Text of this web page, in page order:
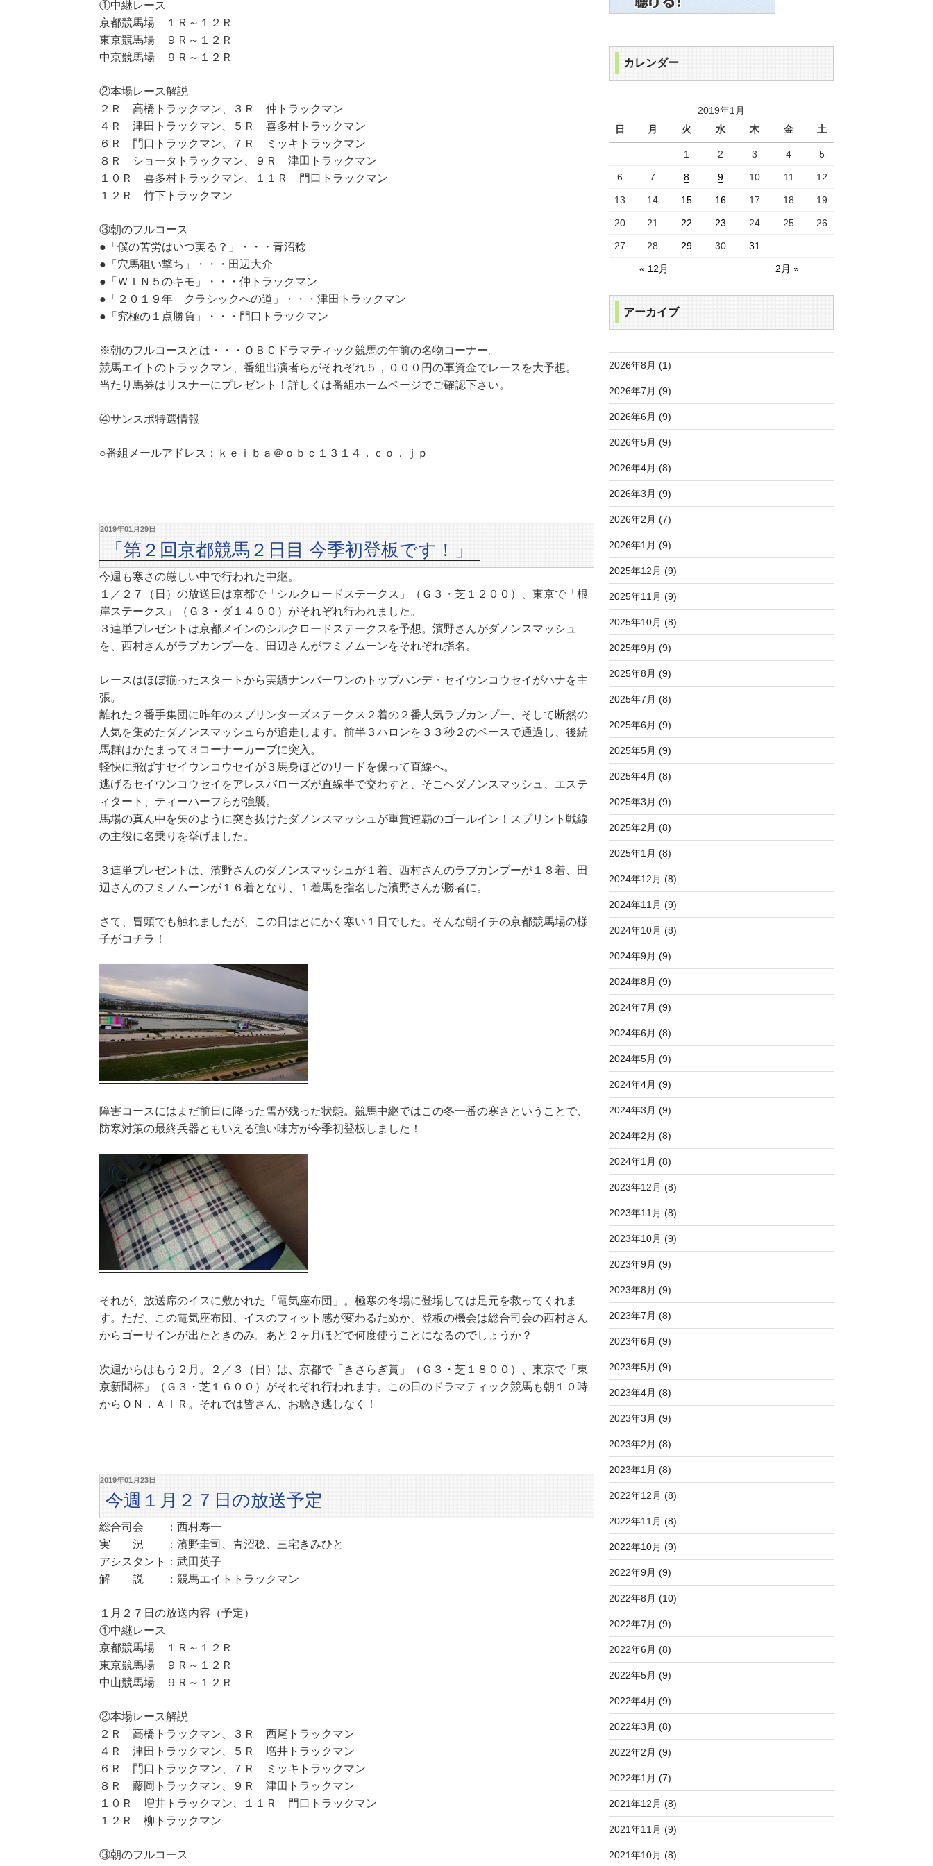
①中継レース
京都競馬場 １Ｒ～１２Ｒ
東京競馬場 ９Ｒ～１２Ｒ
中京競馬場 ９Ｒ～１２Ｒ
②本場レース解説
２Ｒ 高橋トラックマン、３Ｒ 仲トラックマン
４Ｒ 津田トラックマン、５Ｒ 喜多村トラックマン
６Ｒ 門口トラックマン、７Ｒ ミッキトラックマン
８Ｒ ショータトラックマン、９Ｒ 津田トラックマン
１０Ｒ 喜多村トラックマン、１１Ｒ 門口トラックマン
１２Ｒ 竹下トラックマン
③朝のフルコース
●「僕の苦労はいつ実る？」・・・青沼稔
●「穴馬狙い撃ち」・・・田辺大介
●「ＷＩＮ５のキモ」・・・仲トラックマン
●「２０１９年 クラシックへの道」・・・津田トラックマン
●「究極の１点勝負」・・・門口トラックマン
※朝のフルコースとは・・・ＯＢＣドラマティック競馬の午前の名物コーナー。
競馬エイトのトラックマン、番組出演者らがそれぞれ５，０００円の軍資金でレースを大予想。
当たり馬券はリスナーにプレゼント！詳しくは番組ホームページでご確認下さい。
④サンスポ特選情報
○番組メールアドレス：ｋｅｉｂａ＠ｏｂｃ１３１４．ｃｏ．ｊｐ
2019年01月29日
「第２回京都競馬２日目 今季初登板です！」
今週も寒さの厳しい中で行われた中継。
１／２７（日）の放送日は京都で「シルクロードステークス」（Ｇ３・芝１２００）、東京で「根
岸ステークス」（Ｇ３・ダ１４００）がそれぞれ行われました。
３連単プレゼントは京都メインのシルクロードステークスを予想。濱野さんがダノンスマッシュ
を、西村さんがラブカンプ―を、田辺さんがフミノムーンをそれぞれ指名。
レースはほぼ揃ったスタートから実績ナンバーワンのトップハンデ・セイウンコウセイがハナを主
張。
離れた２番手集団に昨年のスプリンターズステークス２着の２番人気ラブカンプー、そして断然の
人気を集めたダノンスマッシュらが追走します。前半３ハロンを３３秒２のペースで通過し、後続
馬群はかたまって３コーナーカーブに突入。
軽快に飛ばすセイウンコウセイが３馬身ほどのリードを保って直線へ。
逃げるセイウンコウセイをアレスバローズが直線半で交わすと、そこへダノンスマッシュ、エステ
ィタート、ティーハーフらが強襲。
馬場の真ん中を矢のように突き抜けたダノンスマッシュが重賞連覇のゴールイン！スプリント戦線
の主役に名乗りを挙げました。
３連単プレゼントは、濱野さんのダノンスマッシュが１着、西村さんのラブカンプーが１８着、田
辺さんのフミノムーンが１６着となり、１着馬を指名した濱野さんが勝者に。
さて、冒頭でも触れましたが、この日はとにかく寒い１日でした。そんな朝イチの京都競馬場の様
子がコチラ！
障害コースにはまだ前日に降った雪が残った状態。競馬中継ではこの冬一番の寒さということで、
防寒対策の最終兵器ともいえる強い味方が今季初登板しました！
それが、放送席のイスに敷かれた「電気座布団」。極寒の冬場に登場しては足元を救ってくれま
す。ただ、この電気座布団、イスのフィット感が変わるためか、登板の機会は総合司会の西村さん
からゴーサインが出たときのみ。あと２ヶ月ほどで何度使うことになるのでしょうか？
次週からはもう２月。２／３（日）は、京都で「きさらぎ賞」（Ｇ３・芝１８００）、東京で「東
京新聞杯」（Ｇ３・芝１６００）がそれぞれ行われます。この日のドラマティック競馬も朝１０時
からＯＮ．ＡＩＲ。それでは皆さん、お聴き逃しなく！
2019年01月23日
今週１月２７日の放送予定
総合司会 ：西村寿一
実 況 ：濱野圭司、青沼稔、三宅きみひと
アシスタント：武田英子
解 説 ：競馬エイトトラックマン
１月２７日の放送内容（予定）
①中継レース
京都競馬場 １Ｒ～１２Ｒ
東京競馬場 ９Ｒ～１２Ｒ
中山競馬場 ９Ｒ～１２Ｒ
②本場レース解説
２Ｒ 高橋トラックマン、３Ｒ 西尾トラックマン
４Ｒ 津田トラックマン、５Ｒ 増井トラックマン
６Ｒ 門口トラックマン、７Ｒ ミッキトラックマン
８Ｒ 藤岡トラックマン、９Ｒ 津田トラックマン
１０Ｒ 増井トラックマン、１１Ｒ 門口トラックマン
１２Ｒ 柳トラックマン
③朝のフルコース
カレンダー
2019年1月
日
月 火 水 木 金 土
« 12月 2月 »
1 2 3 4 5
6 7 8 9 10 11 12
13 14 15 16 17 18 19
20 21 22 23 24 25 26
27 28 29 30 31
アーカイブ
2026年8月 (1)
2026年7月 (9)
2026年6月 (9)
2026年5月 (9)
2026年4月 (8)
2026年3月 (9)
2026年2月 (7)
2026年1月 (9)
2025年12月 (9)
2025年11月 (9)
2025年10月 (8)
2025年9月 (9)
2025年8月 (9)
2025年7月 (8)
2025年6月 (9)
2025年5月 (9)
2025年4月 (8)
2025年3月 (9)
2025年2月 (8)
2025年1月 (8)
2024年12月 (8)
2024年11月 (9)
2024年10月 (8)
2024年9月 (9)
2024年8月 (9)
2024年7月 (9)
2024年6月 (8)
2024年5月 (9)
2024年4月 (9)
2024年3月 (9)
2024年2月 (8)
2024年1月 (8)
2023年12月 (8)
2023年11月 (8)
2023年10月 (9)
2023年9月 (9)
2023年8月 (9)
2023年7月 (8)
2023年6月 (9)
2023年5月 (9)
2023年4月 (8)
2023年3月 (9)
2023年2月 (8)
2023年1月 (8)
2022年12月 (8)
2022年11月 (8)
2022年10月 (9)
2022年9月 (9)
2022年8月 (10)
2022年7月 (9)
2022年6月 (8)
2022年5月 (9)
2022年4月 (9)
2022年3月 (8)
2022年2月 (9)
2022年1月 (7)
2021年12月 (8)
2021年11月 (9)
2021年10月 (8)